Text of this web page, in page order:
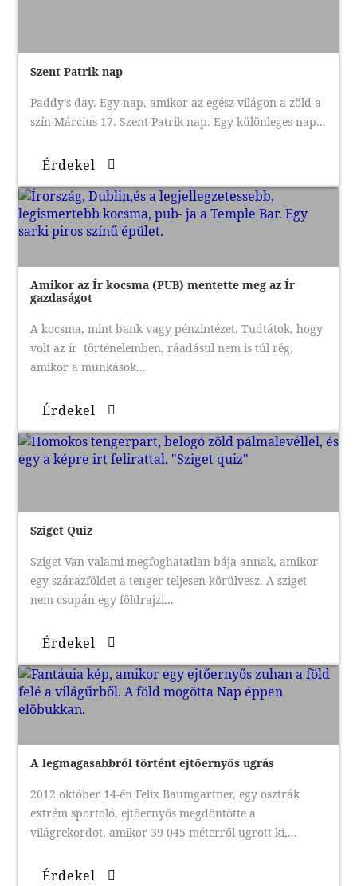
Szent Patrik nap
Paddy’s day. Egy nap, amikor az egész világon a zöld a
szín Március 17. Szent Patrik nap. Egy különleges nap...
Érdekel
Amikor az Ír kocsma (PUB) mentette meg az Ír
gazdaságot
A kocsma, mint bank vagy pénzintézet. Tudtátok, hogy
volt az ír történelemben, ráadásul nem is túl rég,
amikor a munkások...
Érdekel
Sziget Quiz
Sziget Van valami megfoghatatlan bája annak, amikor
egy szárazföldet a tenger teljesen körülvesz. A sziget
nem csupán egy földrajzi...
Érdekel
A legmagasabbról történt ejtőernyős ugrás
2012 október 14-én Felix Baumgartner, egy osztrák
extrém sportoló, ejtőernyős megdöntötte a
világrekordot, amikor 39 045 méterről ugrott ki,...
Érdekel